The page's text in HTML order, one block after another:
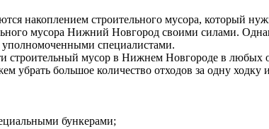
накоплением строительного мусора, который
мусора Нижний Новгород своими силами.
специалистами.
мусор в Нижнем Новгороде в любых
большое количество отходов за одну ходку
бункерами;